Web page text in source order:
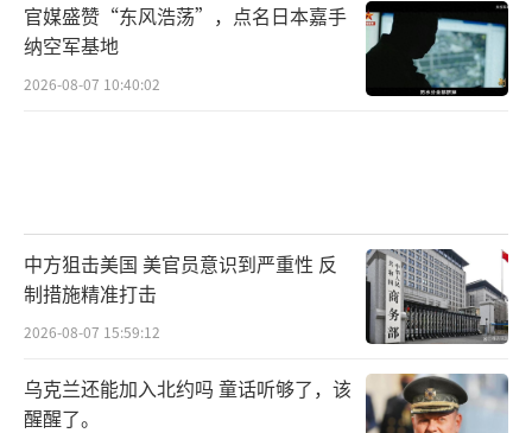
官媒盛赞“东风浩荡”，点名日本嘉手
纳空军基地
2026-08-07 10:40:02
中方狙击美国 美官员意识到严重性 反
制措施精准打击
2026-08-07 15:59:12
乌克兰还能加入北约吗 童话听够了，该
醒醒了。